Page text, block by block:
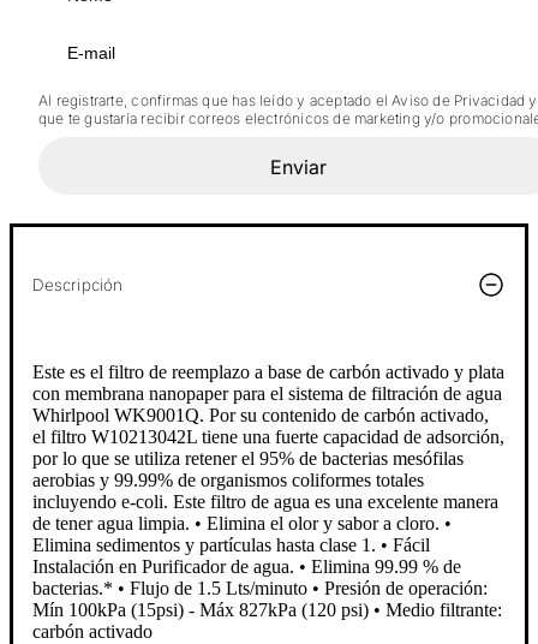
Al registrarte, confirmas que has leído y aceptado el Aviso de Privacidad y
que te gustaría recibir correos electrónicos de marketing y/o
Enviar
Descripción
Este es el filtro de reemplazo a base de carbón activado y plata
con membrana nanopaper para el sistema de filtración de agua
Whirlpool WK9001Q. Por su contenido de carbón activado,
el filtro W10213042L tiene una fuerte capacidad de adsorción,
por lo que se utiliza retener el 95% de bacterias mesófilas
aerobias y 99.99% de organismos coliformes totales
incluyendo e-coli. Este filtro de agua es una excelente manera
de tener agua limpia. • Elimina el olor y sabor a cloro. •
Elimina sedimentos y partículas hasta clase 1. • Fácil
Instalación en Purificador de agua. • Elimina 99.99 % de
bacterias.* • Flujo de 1.5 Lts/minuto • Presión de operación:
Mín 100kPa (15psi) - Máx 827kPa (120 psi) • Medio filtrante:
carbón activado